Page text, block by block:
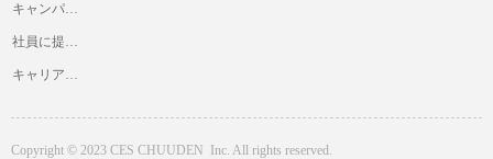
キャンパス交流会
社員に提供したいと考えていること
キャリア採用情報
Copyright © 2023 CES CHUUDEN Inc. All rights reserved.